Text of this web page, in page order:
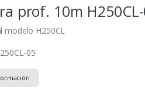
prof. 10m
modelo H250CL
05